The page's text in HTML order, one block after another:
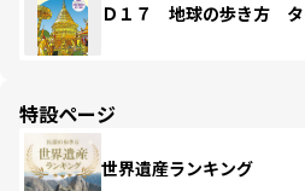
Ｄ１７ 地球の歩き方
特設ページ
世界遺産ランキング